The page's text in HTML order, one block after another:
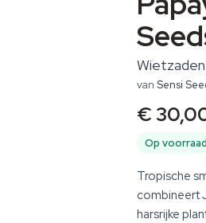
Wietzaden
van Sensi
€
Op voorraad
Tropische
combineert
harsrijke